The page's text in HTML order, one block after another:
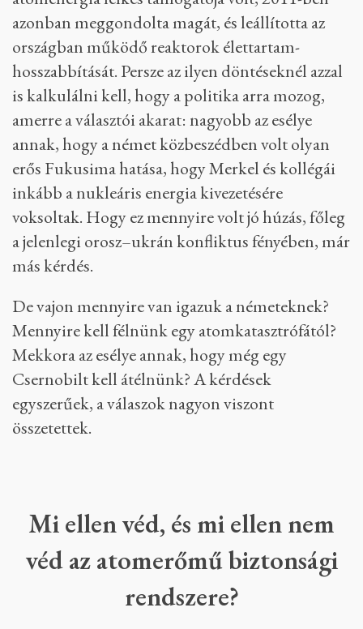
A fukusimai nukleáris baleset világszerte
rányomta a bélyegét az atomenergiához való
hozzáállásra a következő években. Németország
például annyira a történések hatása alá került,
hogyelemzők szerintez váltotta ki azt, hogy
hamarosan megvalósulhat a teljes német
nukleáris kivonás. Angela Merkel korábban az
atomenergia lelkes támogatója volt, 2011-ben
azonban meggondolta magát, és leállította az
országban működő reaktorok élettartam-
hosszabbítását. Persze az ilyen döntéseknél azzal
is kalkulálni kell, hogy a politika arra mozog,
amerre a választói akarat: nagyobb az esélye
annak, hogy a német közbeszédben volt olyan
erős Fukusima hatása, hogy Merkel és kollégái
inkább a nukleáris energia kivezetésére
De vajon mennyire van igazuk a németeknek?
Mennyire kell félnünk egy atomkatasztrófától?
Csernobilt kell átélnünk? A kérdések